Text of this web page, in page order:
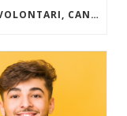
PUBBLICATA LA GRADUATORIA DEI VOLONTARI, CANDIDATI PER IL PROGETTO CONTENUTO NEL BANDO PER LA SELEZIONE DI OPERATORI VOLONTARI DEL SERVIZIO CIVILE UNIVERSALE “OGGI E DOMANI PROTAGONISTI”